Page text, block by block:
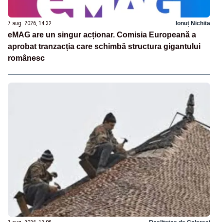
7 aug. 2026, 14:32 Ionuț Nichita
eMAG are un singur acționar. Comisia Europeană a
aprobat tranzacția care schimbă structura gigantului
românesc